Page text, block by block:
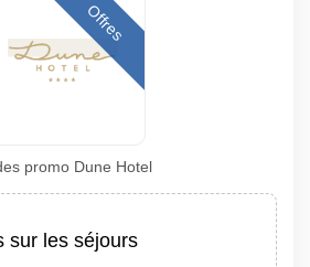
Offres
promo Dune Hotel
sur les séjours